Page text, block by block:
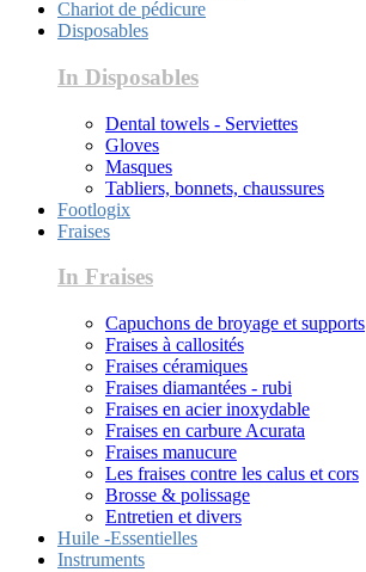
Chariot de pédicure
Disposables
In Disposables
Dental towels - Serviettes
Gloves
Masques
Tabliers, bonnets, chaussures
Footlogix
Fraises
In Fraises
Capuchons de broyage et supports
Fraises à callosités
Fraises céramiques
Fraises diamantées - rubi
Fraises en acier inoxydable
Fraises en carbure Acurata
Fraises manucure
Les fraises contre les calus et cors
Brosse & polissage
Entretien et divers
Huile -Essentielles
Instruments